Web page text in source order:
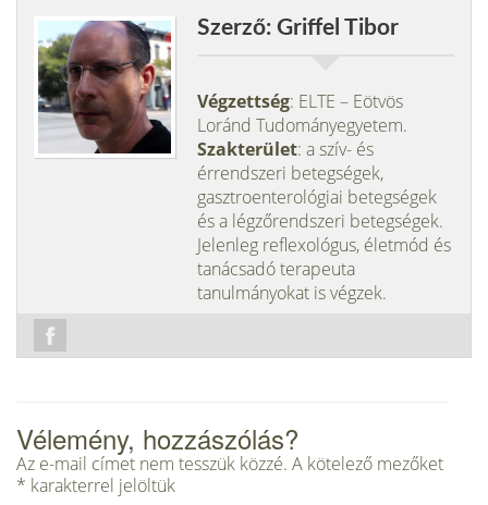
Szerző: Griffel Tibor
Végzettség: ELTE – Eötvös
Loránd Tudományegyetem.
Szakterület: a szív- és
érrendszeri betegségek,
gasztroenterológiai betegségek
és a légzőrendszeri betegségek.
Jelenleg reflexológus, életmód és
tanácsadó terapeuta
tanulmányokat is végzek.
Vélemény, hozzászólás?
Az e-mail címet nem tesszük közzé. A kötelező mezőket
* karakterrel jelöltük